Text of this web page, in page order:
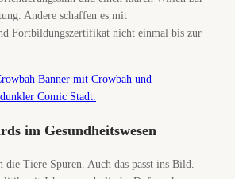
Andere schaffen es mit
Fortbildungszertifikat nicht einmal bis zur
im Gesundheitswesen
Tiere Spuren. Auch das passt ins Bild.